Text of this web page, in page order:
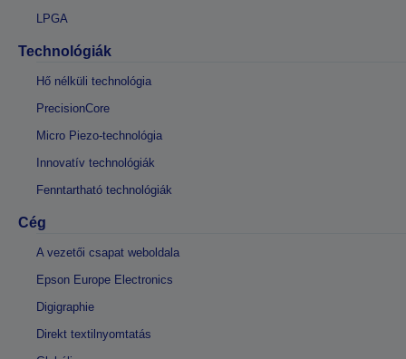
LPGA
Technológiák
Hő nélküli technológia
PrecisionCore
Micro Piezo-technológia
Innovatív technológiák
Fenntartható technológiák
Cég
A vezetői csapat weboldala
Epson Europe Electronics
Digigraphie
Direkt textilnyomtatás